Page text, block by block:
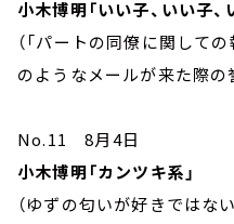
小木博明「いい子、いい子、
（「パートの同僚に関して
のようなメールが来た際の
No.11 8月4日
小木博明「カンツキ系」
（ゆずの匂いが好きではな